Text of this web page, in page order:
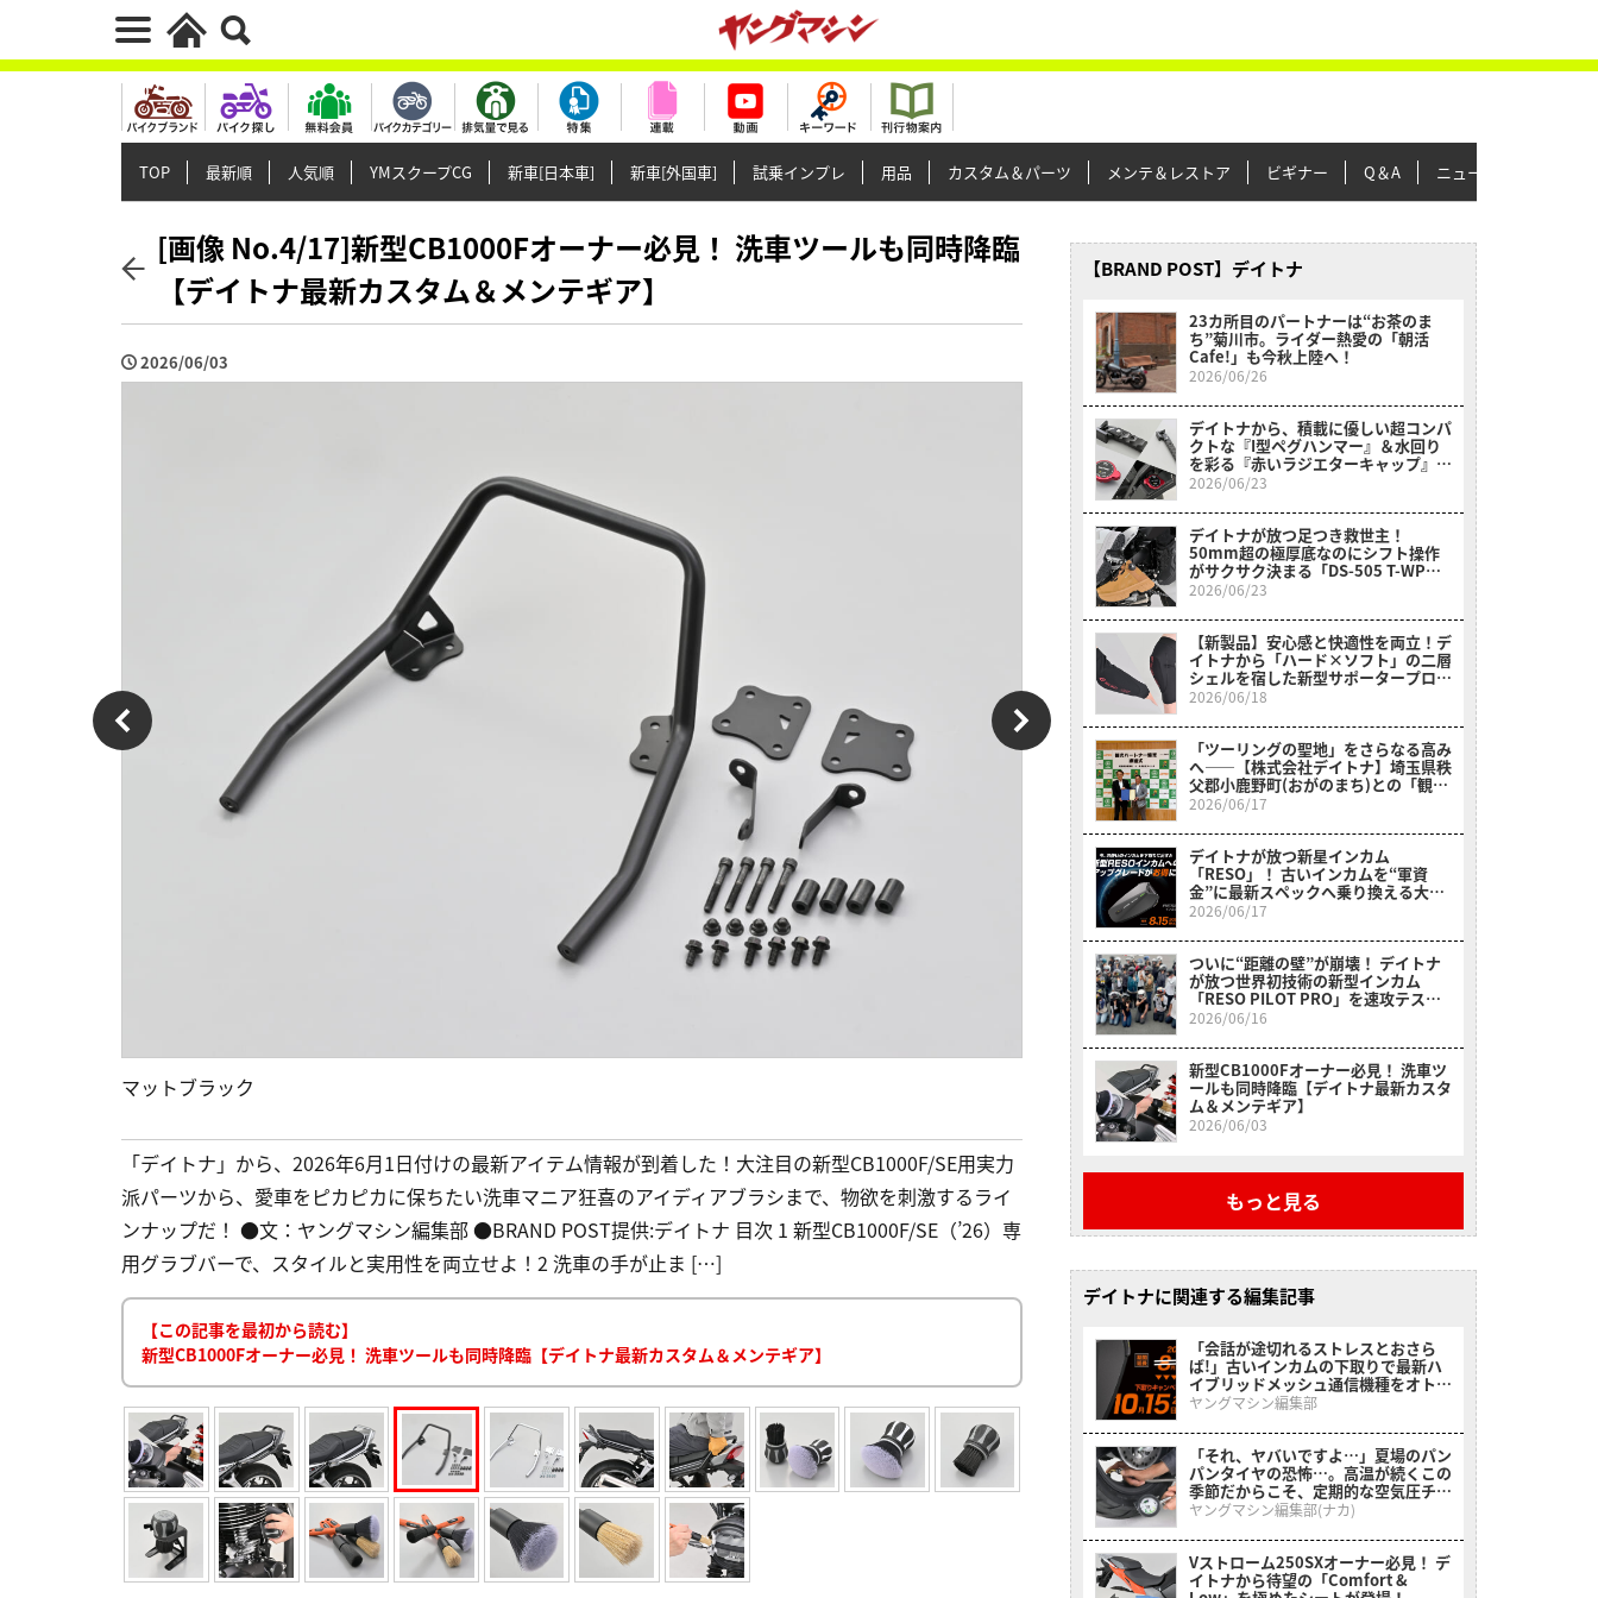
TOP 最新順 人気順 YMスクープCG 新車[日本車] 新車[外国車] 試乗インプレ 用品 カスタム＆パーツ メンテ＆レストア ビギナー Q＆A ニュース＆トピックス
[画像 No.4/17]新型CB1000Fオーナー必見！ 洗車ツールも同時降臨
【デイトナ最新カスタム＆メンテギア】
2026/06/03
マットブラック
「デイトナ」から、2026年6月1日付けの最新アイテム情報が到着した！大注目の新型CB1000F/SE用実力
派パーツから、愛車をピカピカに保ちたい洗車マニア狂喜のアイディアブラシまで、物欲を刺激するライ
ンナップだ！ ●文：ヤングマシン編集部 ●BRAND POST提供:デイトナ 目次 1 新型CB1000F/SE（’26）専
用グラブバーで、スタイルと実用性を両立せよ！2 洗車の手が止ま […]
【この記事を最初から読む】
新型CB1000Fオーナー必見！ 洗車ツールも同時降臨【デイトナ最新カスタム＆メンテギア】
【BRAND POST】デイトナ
23カ所目のパートナーは“お茶のま
ち”菊川市。ライダー熱愛の「朝活
Cafe!」も今秋上陸へ！
2026/06/26
デイトナから、積載に優しい超コンパ
クトな『I型ペグハンマー』＆水回り
を彩る『赤いラジエターキャップ』が
新登場！
2026/06/23
デイトナが放つ足つき救世主！
50mm超の極厚底なのにシフト操作
がサクサク決まる「DS-505 T-WPシ
ューズ」登場
2026/06/23
【新製品】安心感と快適性を両立！デ
イトナから「ハード×ソフト」の二層
シェルを宿した新型サポータープロテ
クター登場！
2026/06/18
「ツーリングの聖地」をさらなる高み
へ――【株式会社デイトナ】埼玉県秩
父郡小鹿野町(おがのまち)との「観光
パートナー協定」を締結
2026/06/17
デイトナが放つ新星インカム
「RESO」！ 古いインカムを“軍資
金”に最新スペックへ乗り換える大チ
ャンス!!
2026/06/17
ついに“距離の壁”が崩壊！ デイトナ
が放つ世界初技術の新型インカム
「RESO PILOT PRO」を速攻テス
ト！
2026/06/16
新型CB1000Fオーナー必見！ 洗車ツ
ールも同時降臨【デイトナ最新カスタ
ム＆メンテギア】
2026/06/03
もっと見る
デイトナに関連する編集記事
「会話が途切れるストレスとおさら
ば!」古いインカムの下取りで最新ハ
イブリッドメッシュ通信機種をオトク
にゲットできる、デイトナのキャンペ
ヤングマシン編集部
「それ、ヤバいですよ…」夏場のパン
パンタイヤの恐怖…。高温が続くこの
季節だからこそ、定期的な空気圧チェ
ックは欠かせない！［デイトナ・メッ
シュホース付きエアゲージ デプスゲ
ージ付き］
ヤングマシン編集部(ナカ)
Vストローム250SXオーナー必見！ デ
イトナから待望の「Comfort &